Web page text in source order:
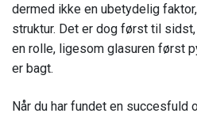
dermed ikke en ubetydelig
struktur. Det er dog først til
en rolle, ligesom glasuren først
er bagt.
Når du har fundet en succesfuld